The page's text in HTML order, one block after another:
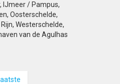
IJmeer / Pampus,
Oosterschelde,
Westerschelde,
van de Agulhas
laatste